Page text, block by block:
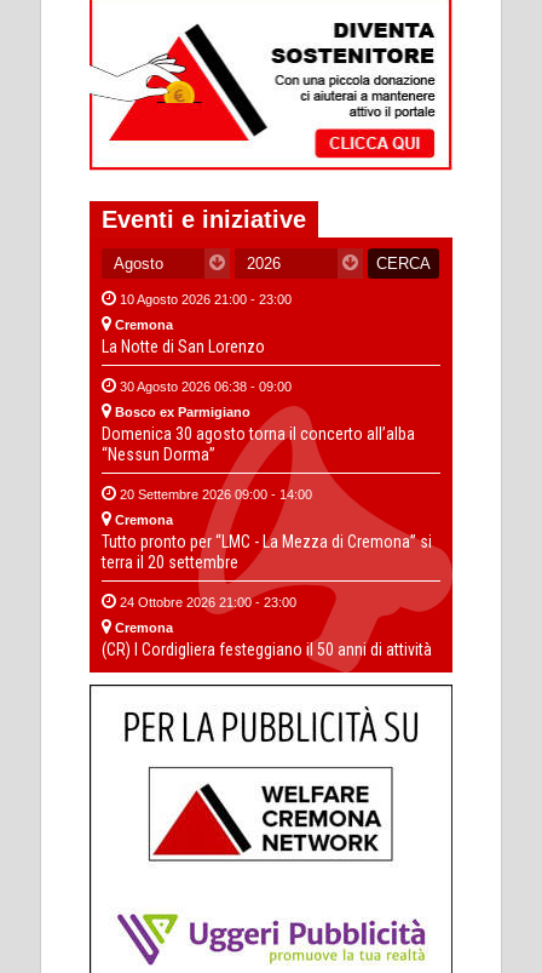
Eventi e iniziative
10 Agosto 2026 21:00 - 23:00
Cremona
La Notte di San Lorenzo
30 Agosto 2026 06:38 - 09:00
Bosco ex Parmigiano
Domenica 30 agosto torna il concerto all’alba
“Nessun Dorma”
20 Settembre 2026 09:00 - 14:00
Cremona
Tutto pronto per “LMC - La Mezza di Cremona” si
terra il 20 settembre
24 Ottobre 2026 21:00 - 23:00
Cremona
(CR) I Cordigliera festeggiano il 50 anni di attività